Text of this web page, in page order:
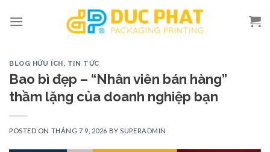
BLOG HỮU ÍCH, TIN TỨC
Bao bì đẹp – “Nhân viên bán hàng”
thầm lặng của doanh nghiệp bạn
POSTED ON THÁNG 7 9, 2026 BY SUPERADMIN